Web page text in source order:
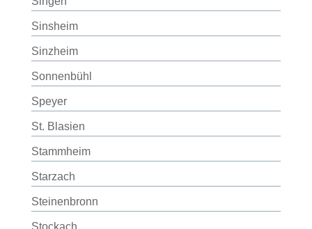
Sinsheim
Sinzheim
Sonnenbühl
Speyer
St. Blasien
Stammheim
Starzach
Steinenbronn
Stockach